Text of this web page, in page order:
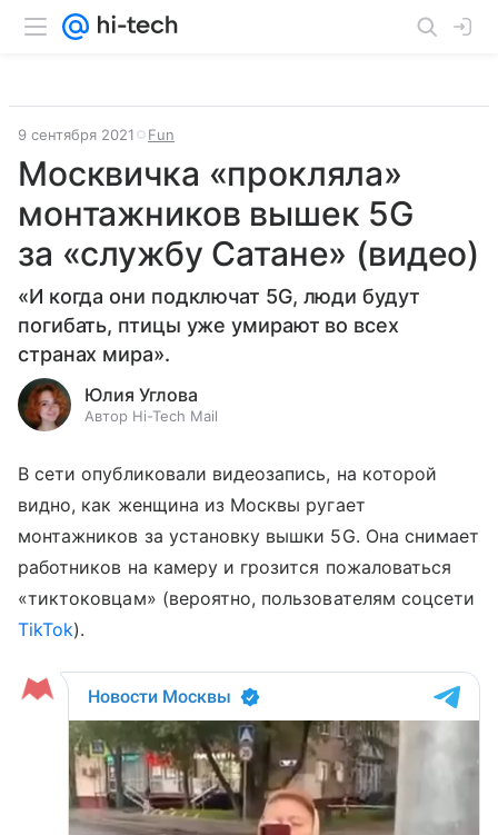
9 сентября 2021 Fun
Москвичка «прокляла»
монтажников вышек 5G
за «службу Сатане» (видео)
«И когда они подключат 5G, люди будут
погибать, птицы уже умирают во всех
странах мира».
Юлия Углова
Автор Hi-Tech Mail
В сети опубликовали видеозапись, на которой
видно, как женщина из Москвы ругает
монтажников за установку вышки 5G. Она снимает
работников на камеру и грозится пожаловаться
«тиктоковцам» (вероятно, пользователям соцсети
TikTok).